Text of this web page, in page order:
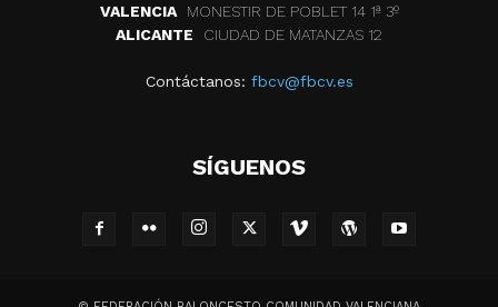
VALENCIA
MONESTIR DE POBLET 14 1ª 3º
ALICANTE
CIUDAD DE MATANZAS 12
Contáctanos: fbcv@fbcv.es
SÍGUENOS